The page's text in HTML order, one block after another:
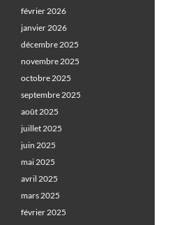
février 2026
janvier 2026
décembre 2025
novembre 2025
octobre 2025
septembre 2025
août 2025
juillet 2025
juin 2025
mai 2025
avril 2025
mars 2025
février 2025